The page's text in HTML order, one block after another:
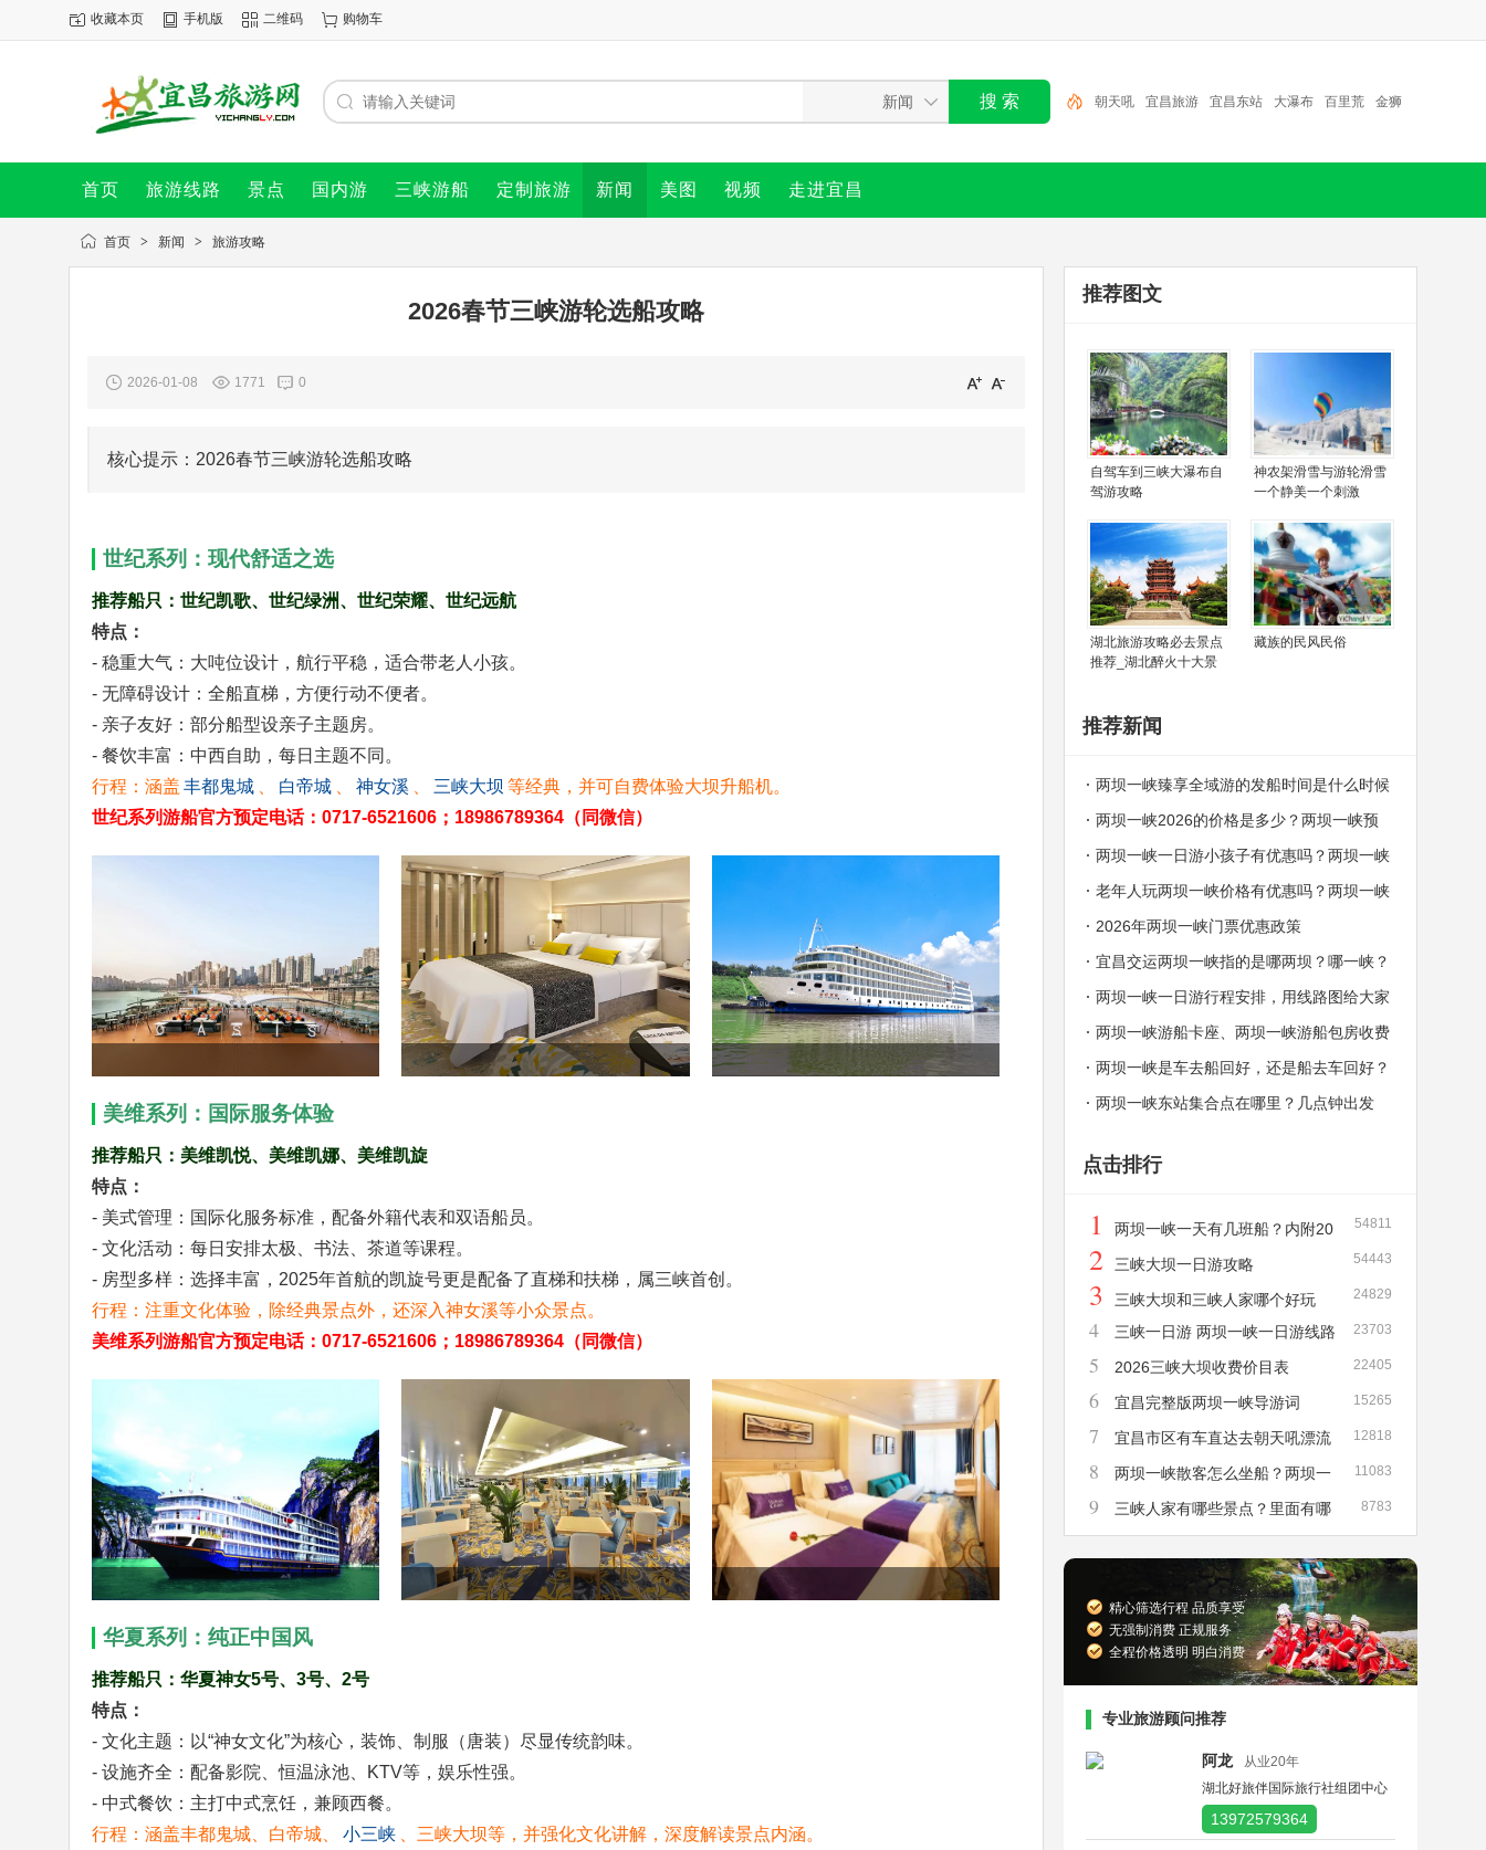
收藏本页 手机版 二维码 购物车
朝天吼 宜昌旅游 宜昌东站 大瀑布 百里荒 金狮
首页 旅游线路 景点 国内游 三峡游船 定制旅游 新闻 美图 视频 走进宜昌
首页 > 新闻 > 旅游攻略
2026春节三峡游轮选船攻略
2026-01-08 1771 0
核心提示：2026春节三峡游轮选船攻略
世纪系列：现代舒适之选
推荐船只：世纪凯歌、世纪绿洲、世纪荣耀、世纪远航
特点：
- 稳重大气：大吨位设计，航行平稳，适合带老人小孩。
- 无障碍设计：全船直梯，方便行动不便者。
- 亲子友好：部分船型设亲子主题房。
- 餐饮丰富：中西自助，每日主题不同。
行程：涵盖 丰都鬼城 白帝城 神女溪 三峡大坝 等经典，并可自费体验大坝升船机。
世纪系列游船官方预定电话：0717-6521606；18986789364（同微信）
美维系列：国际服务体验
推荐船只：美维凯悦、美维凯娜、美维凯旋
特点：
- 美式管理：国际化服务标准，配备外籍代表和双语船员。
- 文化活动：每日安排太极、书法、茶道等课程。
- 房型多样：选择丰富，2025年首航的凯旋号更是配备了直梯和扶梯，属三峡首创。
行程：注重文化体验，除经典景点外，还深入神女溪等小众景点。
美维系列游船官方预定电话：0717-6521606；18986789364（同微信）
华夏系列：纯正中国风
推荐船只：华夏神女5号、3号、2号
特点：
- 文化主题：以“神女文化”为核心，装饰、制服（唐装）尽显传统韵味。
- 设施齐全：配备影院、恒温泳池、KTV等，娱乐性强。
- 中式餐饮：主打中式烹饪，兼顾西餐。
行程：涵盖丰都鬼城、白帝城、
小三峡
、三峡大坝等，并强化文化讲解，深度解读景点内涵。
推荐图文
自驾车到三峡大瀑布自
驾游攻略
神农架滑雪与游轮滑雪
一个静美一个刺激
湖北旅游攻略必去景点
推荐_湖北醉火十大景
藏族的民风民俗
推荐新闻
两坝一峡臻享全域游的发船时间是什么时候
两坝一峡2026的价格是多少？两坝一峡预
订中心电话
两坝一峡一日游小孩子有优惠吗？两坝一峡
哪些人群可以免费？
老年人玩两坝一峡价格有优惠吗？两坝一峡
老年人价格
2026年两坝一峡门票优惠政策
宜昌交运两坝一峡指的是哪两坝？哪一峡？
一天有几班？
两坝一峡一日游行程安排，用线路图给大家
解释，秒懂！
两坝一峡游船卡座、两坝一峡游船包房收费
价格和介绍
两坝一峡是车去船回好，还是船去车回好？
两坝一峡东站集合点在哪里？几点钟出发
点击排行
54811
1
两坝一峡一天有几班船？内附20
26年新版两坝一峡游船时刻表！
54443
2 三峡大坝一日游攻略
24829
3 三峡大坝和三峡人家哪个好玩
23703
4
三峡一日游 两坝一峡一日游线路
详解
22405
5 2026三峡大坝收费价目表
15265
6 宜昌完整版两坝一峡导游词
12818
7
宜昌市区有车直达去朝天吼漂流
吗？需要多长时间？多少钱？
11083
8
两坝一峡散客怎么坐船？两坝一
峡散客船票在哪里买
8783
9
三峡人家有哪些景点？里面有哪
精心筛选行程 品质享受
无强制消费 正规服务
全程价格透明 明白消费
专业旅游顾问推荐
阿龙
从业20年
湖北好旅伴国际旅行社组团中心
13972579364